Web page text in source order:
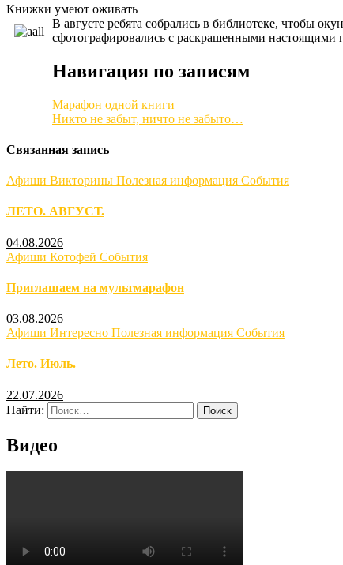
Книжки умеют оживать
В августе ребята собрались в библиотеке, чтобы
сфотографировались с раскрашенными
Навигация по записям
Марафон одной книги
Никто не забыт, ничто не забыто…
Связанная запись
Афиши Викторины Полезная информация События
ЛЕТО. АВГУСТ.
04.08.2026
Афиши Котофей События
Приглашаем на мультмарафон
03.08.2026
Афиши Интересно Полезная информация События
Лето. Июль.
22.07.2026
Найти:
Видео